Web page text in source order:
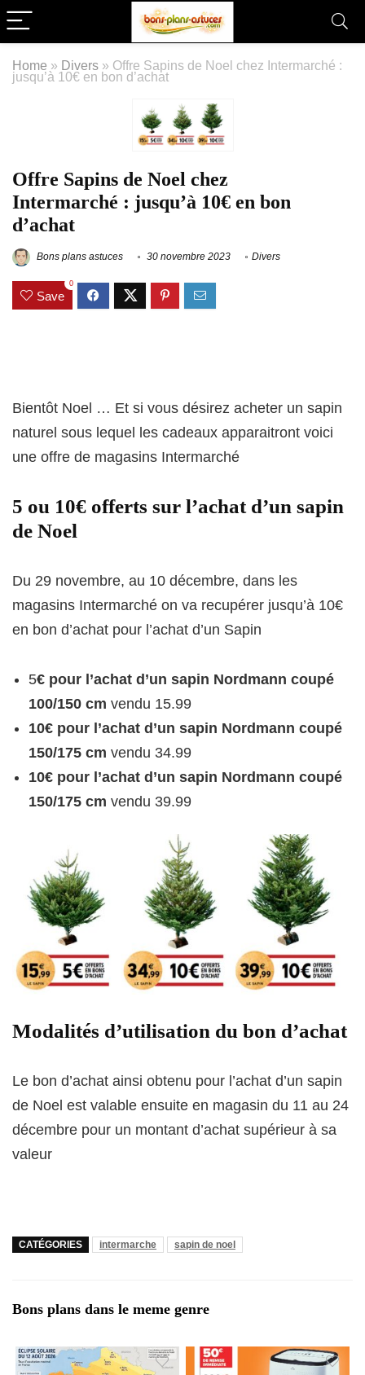
Home » Divers » Offre Sapins de Noel chez Intermarché :
jusqu’à 10€ en bon d’achat
Offre Sapins de Noel chez
Intermarché : jusqu’à 10€ en bon
d’achat
Bons plans astuces 30 novembre 2023 Divers
Save
0
Bientôt Noel … Et si vous désirez acheter un sapin
naturel sous lequel les cadeaux apparaitront voici
une offre de magasins Intermarché
5 ou 10€ offerts sur l’achat d’un sapin
de Noel
Du 29 novembre, au 10 décembre, dans les
magasins Intermarché on va recupérer jusqu’à 10€
en bon d’achat pour l’achat d’un Sapin
5€ pour l’achat d’un sapin Nordmann coupé
100/150 cm vendu 15.99
10€ pour l’achat d’un sapin Nordmann coupé
150/175 cm vendu 34.99
10€ pour l’achat d’un sapin Nordmann coupé
150/175 cm vendu 39.99
Modalités d’utilisation du bon d’achat
Le bon d’achat ainsi obtenu pour l’achat d’un sapin
de Noel est valable ensuite en magasin du 11 au 24
décembre pour un montant d’achat supérieur à sa
valeur
CATÉGORIES intermarche sapin de noel
Bons plans dans le meme genre